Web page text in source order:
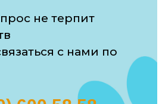
не терпит
с нами по